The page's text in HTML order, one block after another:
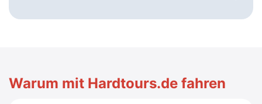
Warum mit Hardtours.de fahren